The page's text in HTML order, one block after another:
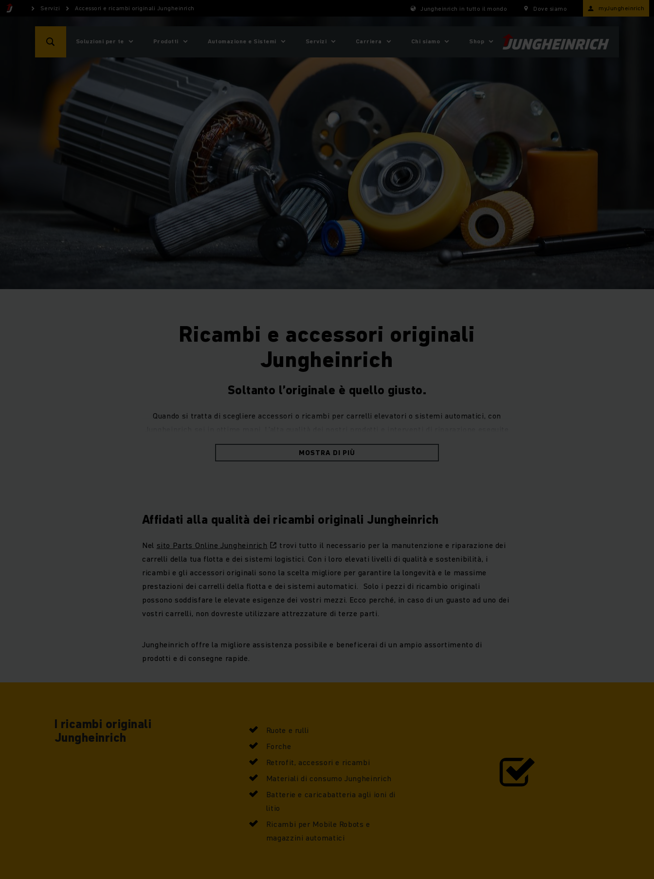
Servizi Accessori e ricambi originali Jungheinrich Jungheinrich in tutto il mondo Dove siamo myJungheinrich
Soluzioni per te Prodotti Automazione e Sistemi Servizi Carriera Chi siamo Shop
Ricambi e accessori originali
Jungheinrich
Soltanto l’originale è quello giusto.
Quando si tratta di scegliere accessori o ricambi per carrelli elevatori o sistemi automatici, con
rapidamente garantiscono che la tua flotta sarà sempre in funzione.
MOSTRA DI PIÙ
Affidati alla qualità dei ricambi originali Jungheinrich
Nel sito Parts Online Jungheinrich
trovi tutto il necessario per la manutenzione e riparazione dei
carrelli della tua flotta e dei sistemi logistici. Con i loro elevati livelli di qualità e sostenibilità, i
ricambi e gli accessori originali sono la scelta migliore per garantire la longevità e le massime
prestazioni dei carrelli della flotta e dei sistemi automatici. Solo i pezzi di ricambio originali
possono soddisfare le elevate esigenze dei vostri mezzi. Ecco perché, in caso di un guasto ad uno dei
vostri carrelli, non dovreste utilizzare attrezzature di terze parti.
Jungheinrich offre la migliore assistenza possibile e beneficerai di un ampio assortimento di
prodotti e di consegne rapide.
I ricambi originali
Jungheinrich
Ruote e rulli
Forche
Retrofit, accessori e ricambi
Materiali di consumo Jungheinrich
Batterie e caricabatteria agli ioni di
litio
Ricambi per Mobile Robots e
magazzini automatici